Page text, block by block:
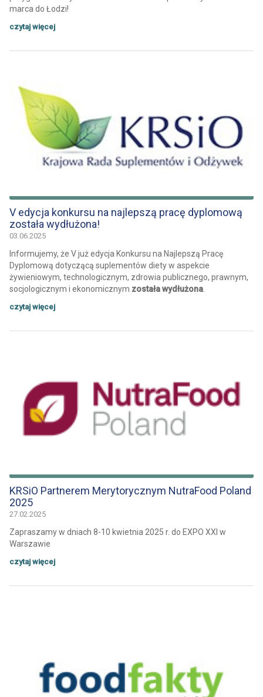
marca do Łodzi!
czytaj więcej
V edycja konkursu na najlepszą pracę dyplomową
została wydłużona!
03.06.2025
Informujemy, że V już edycja Konkursu na Najlepszą Pracę
Dyplomową dotyczącą suplementów diety w aspekcie
żywieniowym, technologicznym, zdrowia publicznego, prawnym,
socjologicznym i ekonomicznym została wydłużona.
czytaj więcej
KRSiO Partnerem Merytorycznym NutraFood Poland
2025
27.02.2025
Zapraszamy w dniach 8-10 kwietnia 2025 r. do EXPO XXI w
Warszawie
czytaj więcej